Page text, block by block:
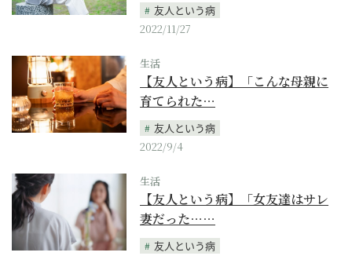
友人という病
2022/11/27
生活
【友人という病】「こんな母親に
育てられた…
友人という病
2022/9/4
生活
【友人という病】「女友達はサレ
妻だった……
友人という病